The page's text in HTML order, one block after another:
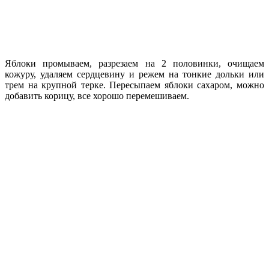
Яблоки промываем, разрезаем на 2 половинки, очищаем
кожуру, удаляем сердцевину и режем на тонкие дольки или
трем на крупной терке. Пересыпаем яблоки сахаром, можно
добавить корицу, все хорошо перемешиваем.